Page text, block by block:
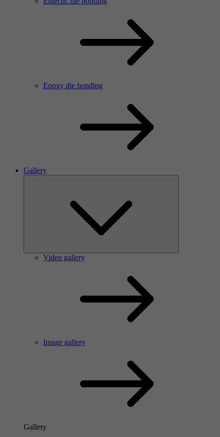
Epoxy die bonding
Gallery
Video gallery
Image gallery
Gallery